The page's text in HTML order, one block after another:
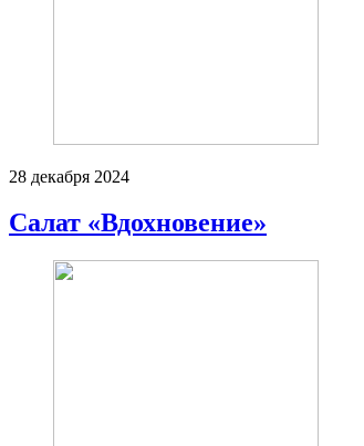
28 декабря 2024
Салат «Вдохновение»